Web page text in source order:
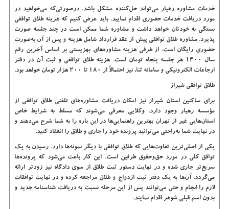
خدمات مشاوره رهیار می‌تواند حل‌کننده مشکل باشد. درصورتی‌که می‌خواهید در
مورد دریافت خدمات حضوری اقدام نمایید. باید عرض کنیم که هزینه طلاق توافقی
بستگی به خودتان خواهد داشت و مشاوره شما ممکن است در چند جلسه صورت
پذیرد. مشاوره طلاق توافقی پیش از عقد قرارداد شامل هزینه و پس از آن به‌صورت
حضوری رایگان است. از طرفی هزینه مشاوره‌های بهزیستی بر اساس آخرین رقم
سال 1400 هر جلسه پنجاه تومان است. هزینه طلاق توافقی و ثبت آن در دفتر
ارجاعات الکترونیکی و سامانه ثنا، نیز احتمالاً از 180 تا 200 هزار تومان خواهد بود.
طلاق توافقی شیراز
برای ساکنین استان شیراز نیز امکان دریافت مشاوره‌های تلفنی طلاق توافقی از
مؤسسه رهیار وجود دارد. وکلایی معرفی می‌شوند که مسلط به شرایط خاص
استان‌هایی غیر از تهران بهترین راهنمایی‌ها در این باره را به شما شرح می‌دهند و
در نهایت شما به‌راحتی می‌توانید پرونده خود را جاری و طلاق را انعقاد کنید.
یکی از اصلی‌ترین تفاوت‌هایی که طلاق توافقی با دیگر نمونه‌ها دارد. رسیدن به یک
توافق کلی در مورد حق‌وحقوق طرفین است. این کار باعث می‌شود که پرونده‌ها
سریع‌تر جاری شده و در نهایت دستور ثبت طلاق از سوی دادگاه نیز زودتر ارائه
می‌گردد. آن‌ها به یک دفتر ثبت ازدواج و طلاق مراجعه کرده و در نهایت توافقات
لازم را انجام و حتی می‌توانند پس از این مرحله نسبت به دریافت شناسنامه جدید و
بدون اسم قبلی شوهر اقدام نمایند.